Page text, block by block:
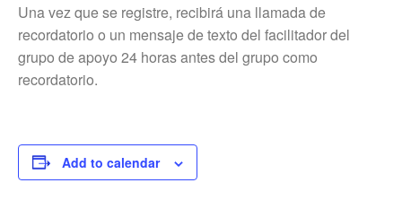
Una vez que se registre, recibirá una llamada de
recordatorio o un mensaje de texto del facilitador del
grupo de apoyo 24 horas antes del grupo como
recordatorio.
Add to calendar